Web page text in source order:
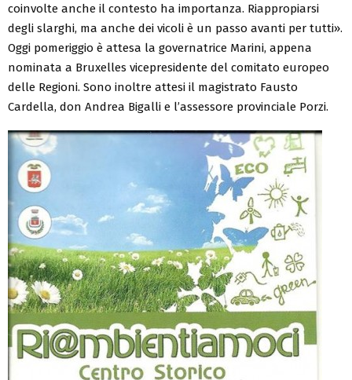
coinvolte anche il contesto ha importanza. Riappropiarsi
degli slarghi, ma anche dei vicoli è un passo avanti per tutti».
Oggi pomeriggio è attesa la governatrice Marini, appena
nominata a Bruxelles vicepresidente del comitato europeo
delle Regioni. Sono inoltre attesi il magistrato Fausto
Cardella, don Andrea Bigalli e l’assessore provinciale Porzi.